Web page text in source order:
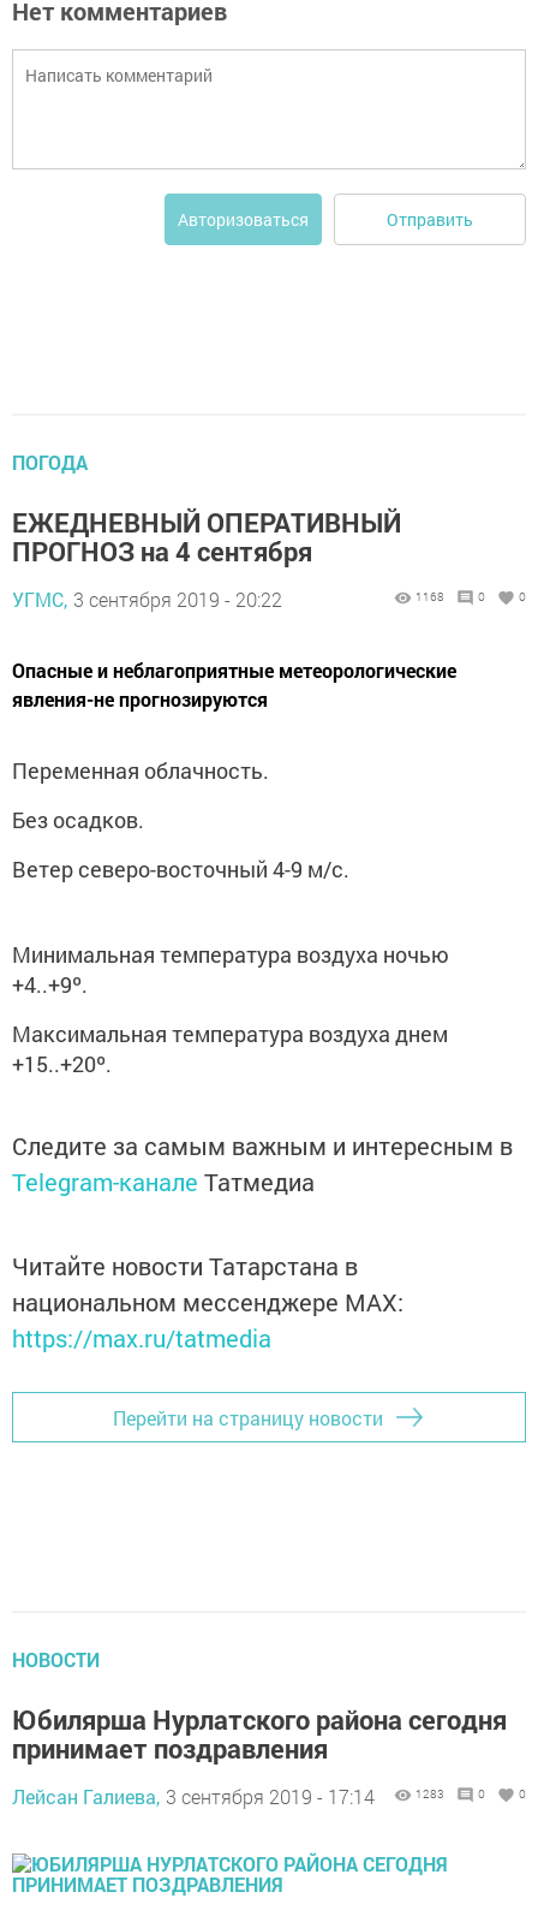
Нет комментариев
Авторизоваться Отправить
ПОГОДА
ЕЖЕДНЕВНЫЙ ОПЕРАТИВНЫЙ
ПРОГНОЗ на 4 сентября
УГМС, 3 сентября 2019 - 20:22 1168 0 0
Опасные и неблагоприятные метеорологические
явления-не прогнозируются
Переменная облачность.
Без осадков.
Ветер северо-восточный 4-9 м/с.
Минимальная температура воздуха ночью
+4..+9º.
Максимальная температура воздуха днем
+15..+20º.
Следите за самым важным и интересным в
Telegram-канале Татмедиа
Читайте новости Татарстана в
национальном мессенджере MАХ:
https://max.ru/tatmedia
Перейти на страницу новости
НОВОСТИ
Юбилярша Нурлатского района сегодня
принимает поздравления
Лейсан Галиева, 3 сентября 2019 - 17:14 1283 0 0